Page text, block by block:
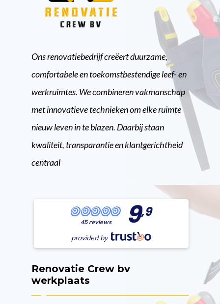
Ons renovatiebedrijf creëert duurzame,
comfortabele en toekomstbestendige leef- en
werkruimtes. We combineren vakmanschap
met innovatieve technieken om elke ruimte
nieuw leven in te blazen. Daarbij staan
kwaliteit, transparantie en klantgerichtheid
centraal
45 reviews 9,9
provided by
Renovatie Crew bv
werkplaats